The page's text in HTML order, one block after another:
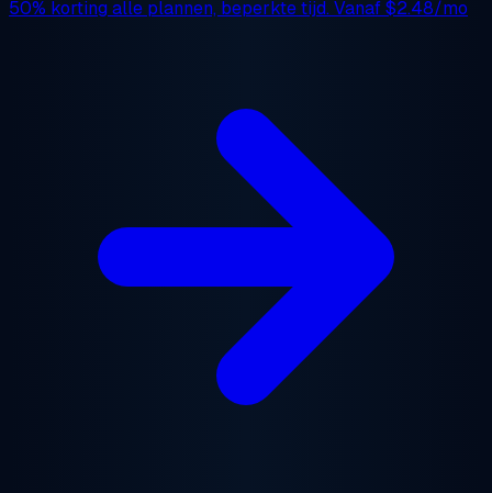
50% korting alle plannen, beperkte tijd. Vanaf$2.48/mo